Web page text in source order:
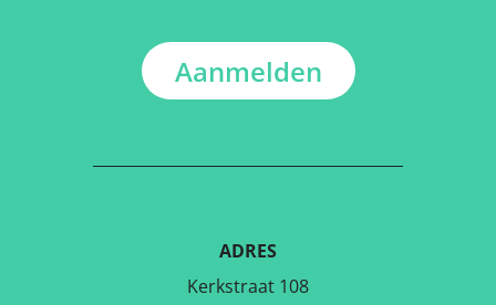
Aanmelden
ADRES
Kerkstraat 108